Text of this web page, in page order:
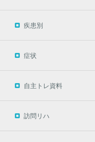
疾患別
症状
自主トレ資料
訪問リハ